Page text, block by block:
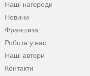
Наші нагороди
Новини
Франшиза
Робота у нас
Наші автори
Контакти